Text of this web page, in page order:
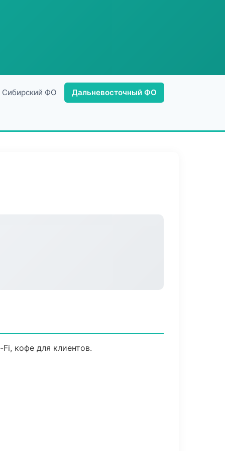
Сибирский ФО Дальневосточный ФО
кофе для клиентов.